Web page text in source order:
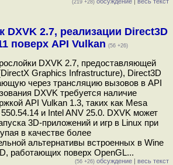
(219 +28)
DXVK 2.7, реализации Direct3D
поверх API Vulkan (56 +26)
DXVK 2.7, предоставляющей
Graphics Infrastructure), Direct3D
через трансляцию вызовов в API
DXVK требуется наличие
API Vulkan 1.3, таких как Mesa
и Intel ANV 25.0. DXVK может
3D-приложений и игр в Linux при
в качестве более
альтернативы встроенных в Wine
работающих поверх OpenGL...
(56 +26) обсуждение | весь текст